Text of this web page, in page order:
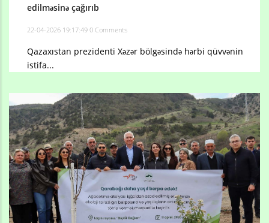
edilməsinə çağırıb
22-04-2026 19:17:49 0 Comments
Qazaxıstan prezidenti Xəzər bölgəsində hərbi qüvvənin
istifa...